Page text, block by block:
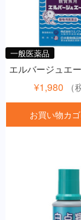
一般医薬品
エルバージュエ
¥1,980 （
お買い物カ